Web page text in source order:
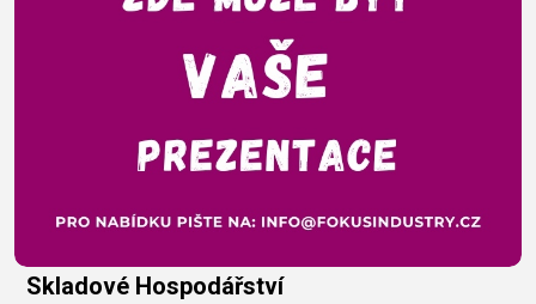
Skladové Hospodářství